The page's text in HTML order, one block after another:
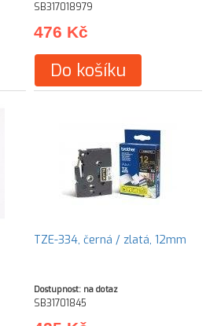
SB317018979
476 Kč
Do košíku
TZE-334, černá / zlatá, 12mm
Dostupnost: na dotaz
SB31701845